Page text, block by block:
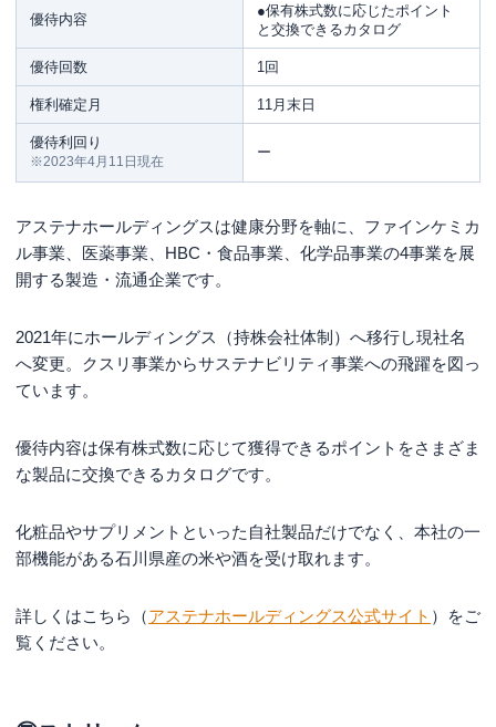
優待内容
●保有株式数に応じたポイント
と交換できるカタログ
優待回数 1回
権利確定月 11月末日
優待利回り
※2023年4月11日現在
ー
アステナホールディングスは健康分野を軸に、ファインケミカ
ル事業、医薬事業、HBC・食品事業、化学品事業の4事業を展
開する製造・流通企業です。
2021年にホールディングス（持株会社体制）へ移行し現社名
へ変更。クスリ事業からサステナビリティ事業への飛躍を図っ
ています。
優待内容は保有株式数に応じて獲得できるポイントをさまざま
な製品に交換できるカタログです。
化粧品やサプリメントといった自社製品だけでなく、本社の一
部機能がある石川県産の米や酒を受け取れます。
詳しくはこちら（アステナホールディングス公式サイト ）をご
覧ください。